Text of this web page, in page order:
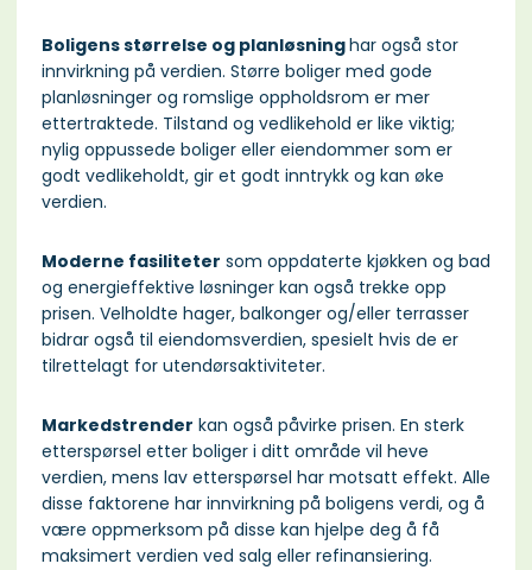
Boligens størrelse og planløsninghar også stor
innvirkning på verdien. Større boliger med gode
planløsninger og romslige oppholdsrom er mer
ettertraktede. Tilstand og vedlikehold er like viktig;
nylig oppussede boliger eller eiendommer som er
godt vedlikeholdt, gir et godt inntrykk og kan øke
verdien.
Moderne fasiliteter som oppdaterte kjøkken og bad
og energieffektive løsninger kan også trekke opp
prisen. Velholdte hager, balkonger og/eller terrasser
bidrar også til eiendomsverdien, spesielt hvis de er
tilrettelagt for utendørsaktiviteter.
Markedstrender kan også påvirke prisen. En sterk
etterspørsel etter boliger i ditt område vil heve
verdien, mens lav etterspørsel har motsatt effekt. Alle
disse faktorene har innvirkning på boligens verdi, og å
være oppmerksom på disse kan hjelpe deg å få
maksimert verdien ved salg eller refinansiering.